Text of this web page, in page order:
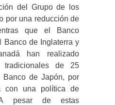
del Grupo de los
por una reducción de
que el Banco
Banco de Inglaterra y
han realizado
tradicionales de 25
Banco de Japón, por
con una política de
A pesar de estas